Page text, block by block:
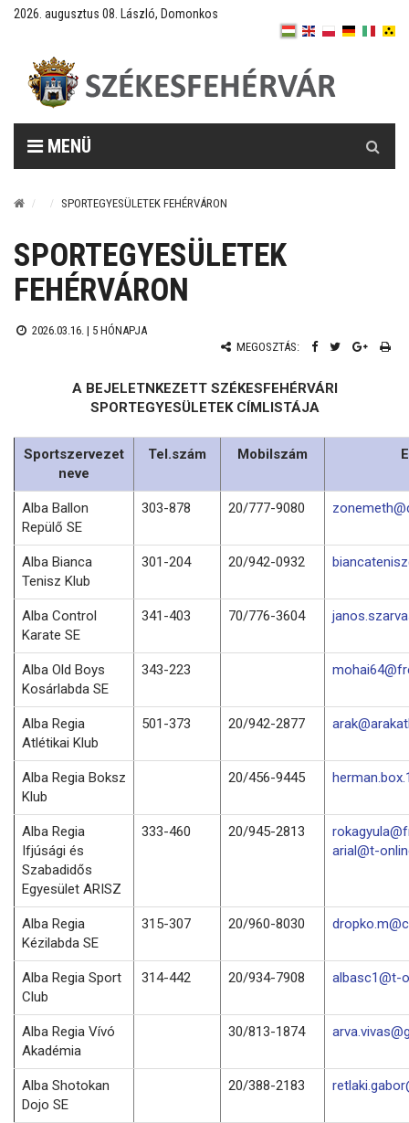
2026. augusztus 08. László, Domonkos
MENÜ
SPORTEGYESÜLETEK FEHÉRVÁRON
SPORTEGYESÜLETEK
FEHÉRVÁRON
2026.03.16. | 5 HÓNAPJA
MEGOSZTÁS:
A BEJELETNKEZETT SZÉKESFEHÉRVÁRI
SPORTEGYESÜLETEK CÍMLISTÁJA
Sportszervezet
neve
Tel.szám Mobilszám
Alba Ballon
Repülő SE
303-878 20/777-9080
Alba Bianca
Tenisz Klub
301-204 20/942-0932
Alba Control
Karate SE
341-403 70/776-3604
Alba Old Boys
Kosárlabda SE
343-223
Alba Regia
Atlétikai Klub
501-373 20/942-2877
Alba Regia Boksz
Klub
20/456-9445
Alba Regia
Ifjúsági és
Szabadidős
Egyesület ARISZ
333-460 20/945-2813
arial@t-
Alba Regia
Kézilabda SE
315-307 20/960-8030
Alba Regia Sport
Club
314-442 20/934-7908 albasc1@t-
Alba Regia Vívó
Akadémia
30/813-1874
Alba Shotokan
Dojo SE
20/388-2183